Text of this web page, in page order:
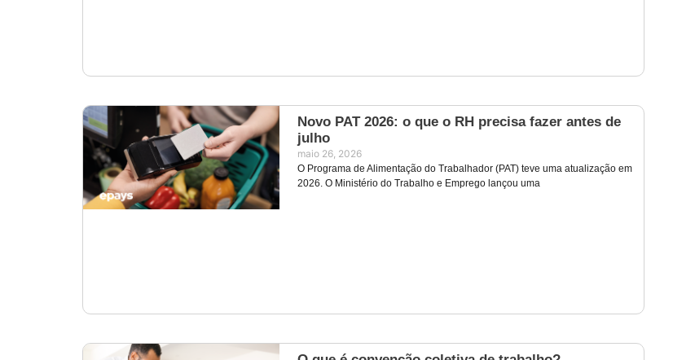
Novo PAT 2026: o que o RH precisa fazer antes de
julho
maio 26, 2026
O Programa de Alimentação do Trabalhador (PAT) teve uma atualização em
2026. O Ministério do Trabalho e Emprego lançou uma